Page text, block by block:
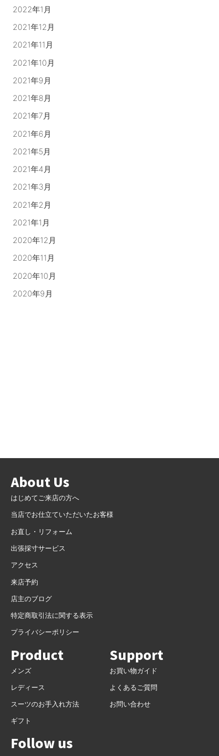
2022年1月
2021年12月
2021年11月
2021年10月
2021年9月
2021年8月
2021年7月
2021年6月
2021年5月
2021年4月
2021年3月
2021年2月
2021年1月
2020年12月
2020年11月
2020年10月
2020年9月
About Us
はじめてご来店の方へ
当店でお仕立ていただいたお客様
お直し・リフォーム
出張採寸サービス
アクセス
来店予約
店主のブログ
特定商取引法に関する表示
プライバシーポリシー
Product
メンズ
レディース
スーツのお手入れ方法
ギフト
Support
お買い物ガイド
よくあるご質問
お問い合わせ
Follow us